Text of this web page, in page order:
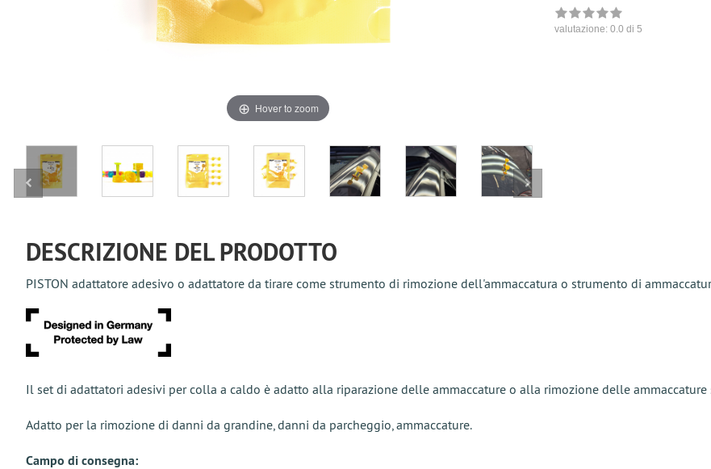
Hover to zoom
valutazione: 0.0 di 5
DESCRIZIONE DEL PRODOTTO
PISTON adattatore adesivo o adattatore da tirare come strumento di rimozione dell'ammaccatura o strumento di
Il set di adattatori adesivi per colla a caldo è adatto alla riparazione delle ammaccature o alla rimozione delle
Adatto per la rimozione di danni da grandine, danni da parcheggio, ammaccature.
Campo di consegna: